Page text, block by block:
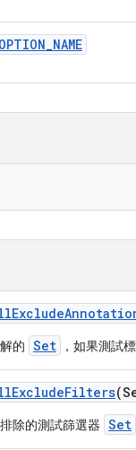
OPTION_NAME
Exclude
的 Set ，如果測試
ExcludeFilters
除的測試篩選器 Set